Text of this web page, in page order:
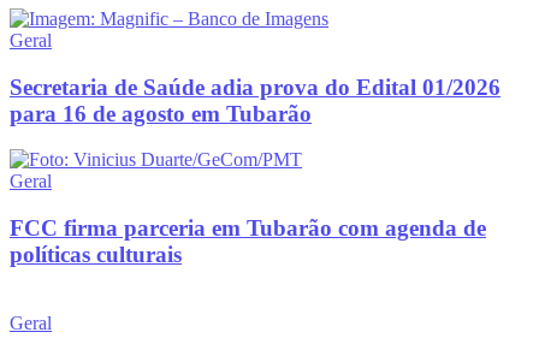
Geral
Secretaria de Saúde adia prova do Edital 01/2026
para 16 de agosto em Tubarão
Geral
FCC firma parceria em Tubarão com agenda de
políticas culturais
Geral